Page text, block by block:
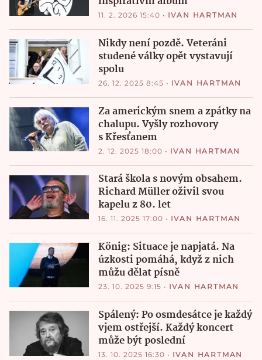
11. 2. 2026 15:40 • IVAN HARTMAN
Nikdy není pozdě. Veteráni
studené války opět vystavují
spolu
26. 12. 2025 8:45 • IVAN HARTMAN
Za americkým snem a zpátky na
chalupu. Vyšly rozhovory
s Křesťanem
2. 12. 2025 18:00 • IVAN HARTMAN
Stará škola s novým obsahem.
Richard Müller oživil svou
kapelu z 80. let
16. 11. 2025 17:00 • IVAN HARTMAN
König: Situace je napjatá. Na
úzkosti pomáhá, když z nich
můžu dělat písně
23. 10. 2025 9:15 • IVAN HARTMAN
Spálený: Po osmdesátce je každý
vjem ostřejší. Každý koncert
může být poslední
13. 10. 2025 16:30 • IVAN HARTMAN